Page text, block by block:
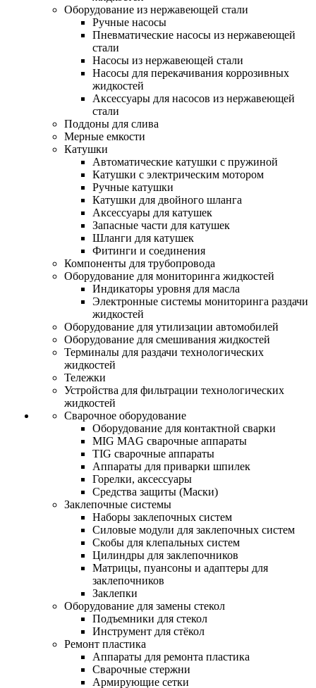
Оборудование из нержавеющей стали
Ручные насосы
Пневматические насосы из нержавеющей
стали
Насосы из нержавеющей стали
Насосы для перекачивания коррозивных
жидкостей
Аксессуары для насосов из нержавеющей
стали
Поддоны для слива
Мерные емкости
Катушки
Автоматические катушки с пружиной
Катушки с электрическим мотором
Ручные катушки
Катушки для двойного шланга
Аксессуары для катушек
Запасные части для катушек
Шланги для катушек
Фитинги и соединения
Компоненты для трубопровода
Оборудование для мониторинга жидкостей
Индикаторы уровня для масла
Электронные системы мониторинга раздачи
жидкостей
Оборудование для утилизации автомобилей
Оборудование для смешивания жидкостей
Терминалы для раздачи технологических
жидкостей
Тележки
Устройства для фильтрации технологических
жидкостей
Сварочное оборудование
Оборудование для контактной сварки
MIG MAG сварочные аппараты
TIG сварочные аппараты
Аппараты для приварки шпилек
Горелки, аксессуары
Средства защиты (Маски)
Заклепочные системы
Наборы заклепочных систем
Силовые модули для заклепочных систем
Скобы для клепальных систем
Цилиндры для заклепочников
Матрицы, пуансоны и адаптеры для
заклепочников
Заклепки
Оборудование для замены стекол
Подъемники для стекол
Инструмент для стёкол
Ремонт пластика
Аппараты для ремонта пластика
Сварочные стержни
Армирующие сетки